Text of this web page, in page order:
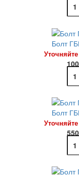
Болт
100
Болт
550